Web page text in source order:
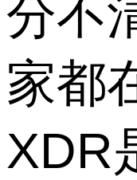
分不
家都
XDR